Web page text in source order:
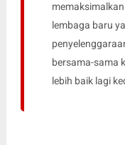
lembaga baru
bersama-sama
lebih baik lagi